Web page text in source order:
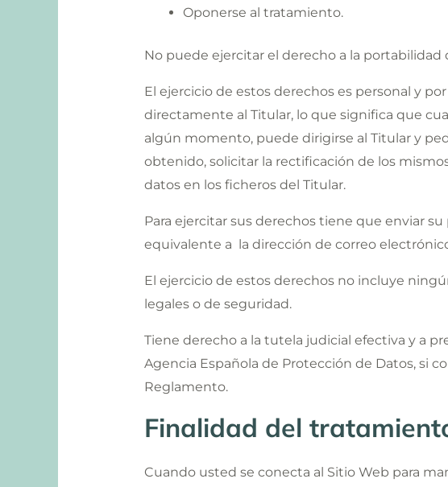
Oponerse al tratamiento.
No puede ejercitar el derecho a la portabilidad
El ejercicio de estos derechos es personal y
directamente al Titular, lo que significa que
algún momento, puede dirigirse al Titular y
obtenido, solicitar la rectificación de los
datos en los ficheros del Titular.
Para ejercitar sus derechos tiene que enviar
equivalente a la dirección de correo
El ejercicio de estos derechos no incluye
legales o de seguridad.
Tiene derecho a la tutela judicial efectiva y a
Agencia Española de Protección de Datos, si
Reglamento.
Finalidad del
Cuando usted se conecta al Sitio Web para